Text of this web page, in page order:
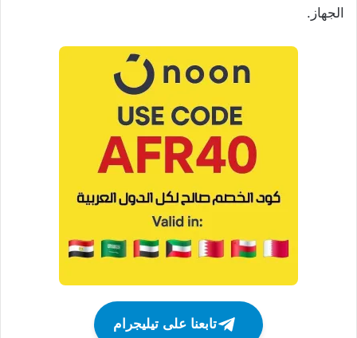
الجهاز.
تابعنا على تيليجرام